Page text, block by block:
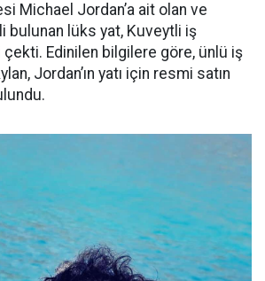
Michael Jordan’a ait olan ve
bulunan lüks yat, Kuveytli iş
çekti. Edinilen bilgilere göre, ünlü iş
Jordan’ın yatı için resmi satın